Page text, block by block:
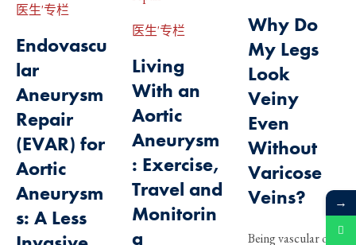
医生'专栏
Endovascu
lar
Aneurysm
Repair
(EVAR) for
Aortic
Aneurysm
s: A Less
医生'专栏
Living
With an
Aortic
Aneurysm
: Exercise,
Travel and
Monitorin
g
Why Do
My Legs
Look
Veiny
Even
Without
Varicose
Veins?
Being vascular or
→